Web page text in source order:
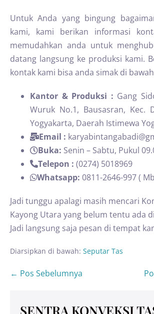
Untuk Anda yang bingung
kami, kami berikan informasi
memudahkan anda untuk
datang langsung ke produksi kami.
kontak kami bisa anda simak di
Kantor & Produksi : Gang
Wuruk No.1, Bausasran, Kec.
Yogyakarta, Daerah Istimewa
Email :
Buka: Senin – Sabtu, Pukul
Telepon : (0274) 5018969
Whatsapp: 0811-2646-997 (
Jadi tunggu apalagi masih mencari
Kayong Utara yang belum tentu ada
Jadi langsung saja pesan di tempat
Diarsipkan di bawah: Seputar Tas
← Pos Sebelumnya
SENTRA KONVEKSI